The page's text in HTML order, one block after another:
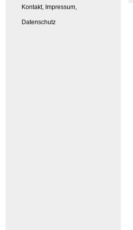
Kontakt, Impressum,
Datenschutz